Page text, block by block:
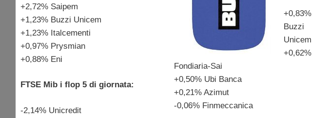
+0,83%
Buzzi
Unicem
+0,62%
Fondiaria-Sai
+0,50% Ubi Banca
+0,21% Azimut
-0,06% Finmeccanica
+2,72% Saipem
+1,23% Buzzi Unicem
+1,23% Italcementi
+0,97% Prysmian
+0,88% Eni
FTSE Mib i flop 5 di giornata:
-2,14% Unicredit